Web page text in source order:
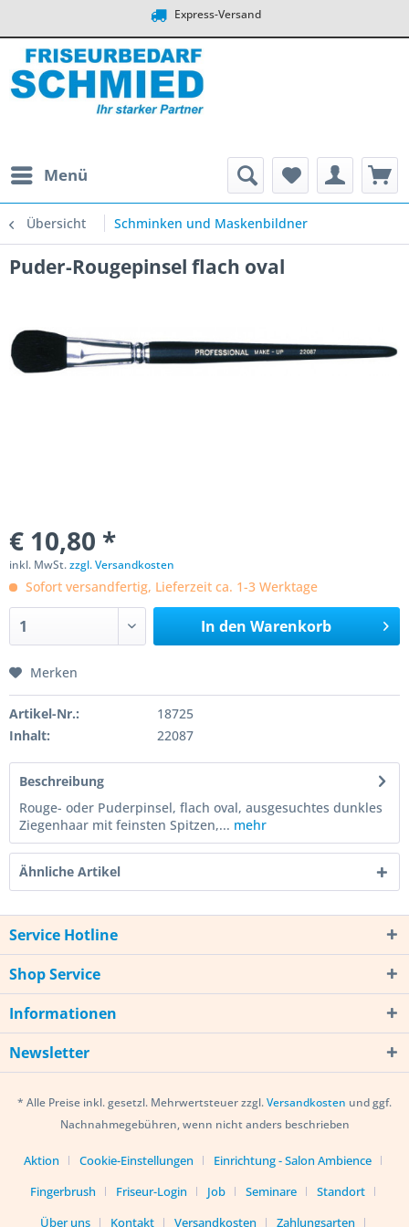
Express-Versand
Menü
Übersicht Schminken und Maskenbildner
Puder-Rougepinsel flach oval
€ 10,80 *
inkl. MwSt.zzgl. Versandkosten
Sofort versandfertig, Lieferzeit ca. 1-3 Werktage
In den Warenkorb
Merken
Artikel-Nr.:
18725
Inhalt:
22087
Beschreibung
Rouge- oder Puderpinsel, flach oval, ausgesuchtes dunkles
Ziegenhaar mit feinsten Spitzen,... mehr
Ähnliche Artikel
Service Hotline
Shop Service
Informationen
Newsletter
* Alle Preise inkl. gesetzl. Mehrwertsteuer zzgl.Versandkosten und ggf.
Nachnahmegebühren, wenn nicht anders beschrieben
Aktion Cookie-Einstellungen
Einrichtung - Salon Ambience
Fingerbrush
Friseur-Login Job Seminare
Standort
Über uns
Kontakt Versandkosten Zahlungsarten